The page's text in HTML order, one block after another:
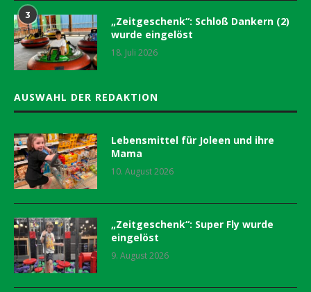
3
„Zeitgeschenk“: Schloß Dankern (2)
wurde eingelöst
18. Juli 2026
AUSWAHL DER REDAKTION
Lebensmittel für Joleen und ihre
Mama
10. August 2026
„Zeitgeschenk“: Super Fly wurde
eingelöst
9. August 2026